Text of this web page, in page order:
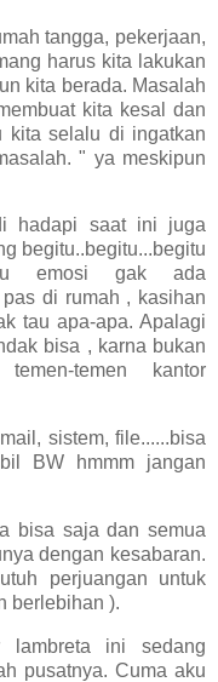
tangga, pekerjaan,
harus kita lakukan
kita berada. Masalah
kita kesal dan
kita selalu di ingatkan
" ya meskipun
hadapi saat ini juga
begitu..begitu...begitu
emosi gak ada
di rumah , kasihan
tau apa-apa. Apalagi
bisa , karna bukan
temen kantor
sistem, file......bisa
BW hmmm jangan
bisa saja dan semua
dengan kesabaran.
perjuangan untuk
berlebihan ).
lambreta ini sedang
pusatnya. Cuma aku